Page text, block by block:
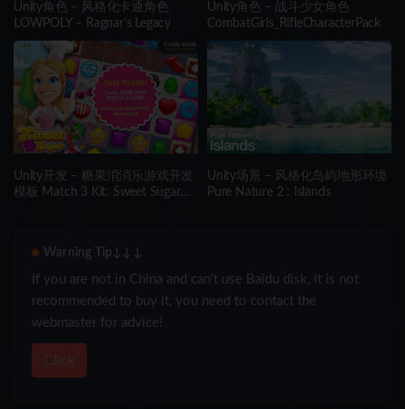
Unity角色 – 风格化卡通角色
LOWPOLY – Ragnar’s Legacy
Unity角色 – 战斗少女角色
CombatGirls_RifleCharacterPack
Unity开发 – 糖果消消乐游戏开发
模板 Match 3 Kit: Sweet Sugar
Unity场景 – 风格化岛屿地形环境
Pure Nature 2 : Islands
Warning Tip↓↓↓
If you are not in China and can’t use Baidu disk, it is not
recommended to buy it, you need to contact the
webmaster for advice!
Click